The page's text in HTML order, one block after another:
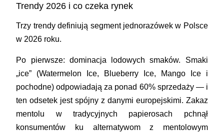
Trendy 2026 i co czeka rynek
Trzy trendy definiują segment jednorazówek w Polsce
w 2026 roku.
Po pierwsze: dominacja lodowych smaków. Smaki
„ice” (Watermelon Ice, Blueberry Ice, Mango Ice i
pochodne) odpowiadają za ponad 60% sprzedaży — i
ten odsetek jest spójny z danymi europejskimi. Zakaz
mentolu w tradycyjnych papierosach pchnął
konsumentów ku alternatywom z mentolowym